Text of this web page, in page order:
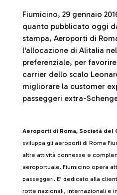
Fiumicino, 29 gennaio
quanto pubblicato oggi
stampa, Aeroporti di
l'allocazione di Alitalia
preferenziale, per
carrier dello scalo
migliorare la customer
passeggeri extra-
Aeroporti di Roma, Società del
sviluppa gli aeroporti di Roma
altre attività connesse e
aeroportuale. Fiumicino opera
passeggeri. E’ dedicato alla
rotte nazionali, internazionali e